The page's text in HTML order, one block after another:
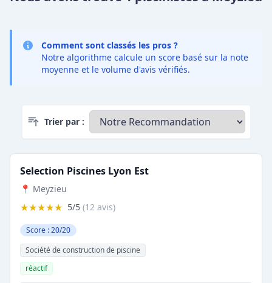
Comment sont classés les pros ?
Notre algorithme calcule un score basé sur la note
moyenne et le volume d'avis vérifiés.
Trier par :
Selection Piscines Lyon Est
📍 Meyzieu
★★★★★ 5/5 (12 avis)
Score : 20/20
Société de construction de piscine
réactif